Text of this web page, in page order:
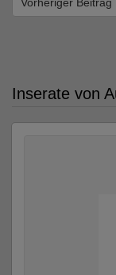
Inserate von